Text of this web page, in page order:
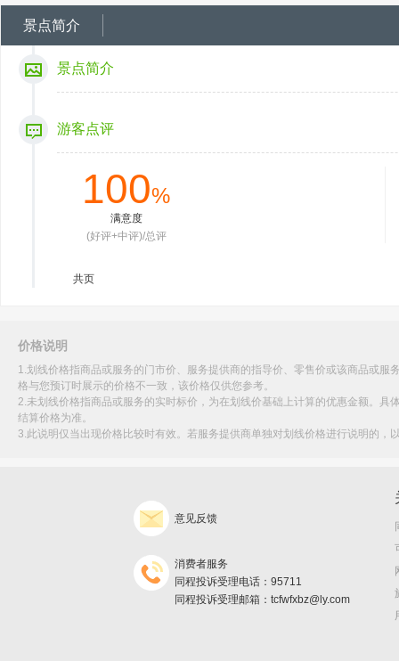
景点简介
景点简介
游客点评
100%
满意度
(好评+中评)/总评
共页
价格说明
1.划线价格指商品或服务的门市价、服务提供商的指导价、零售价或该商品或
格与您预订时展示的价格不一致，该价格仅供您参考。
2.未划线价格指商品或服务的实时标价，为在划线价基础上计算的优惠金额。
结算价格为准。
3.此说明仅当出现价格比较时有效。若服务提供商单独对划线价格进行说明的
意见反馈
消费者服务
同程投诉受理电话：95711
同程投诉受理邮箱：tcfwfxbz@ly.com